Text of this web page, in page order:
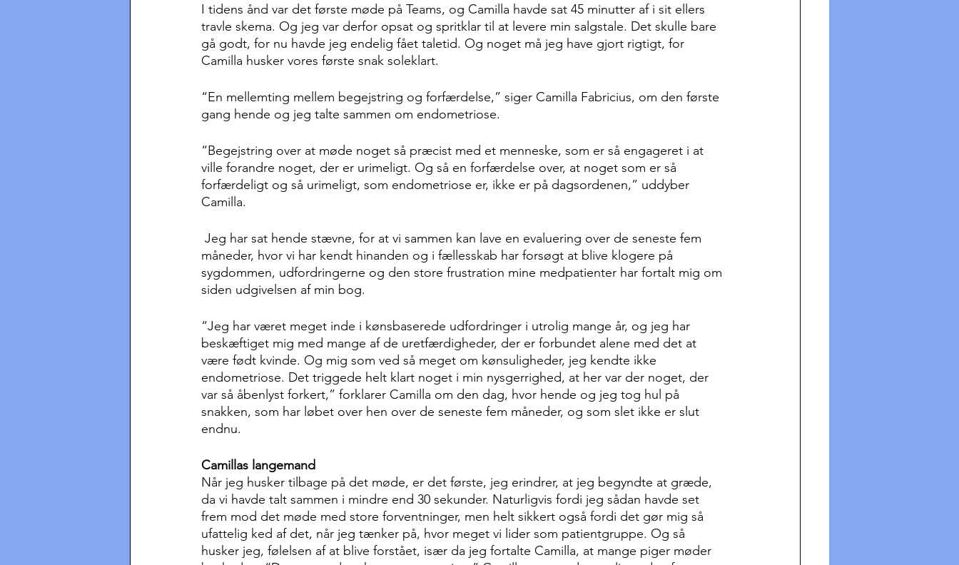
I tidens ånd var det første møde på Teams, og Camilla havde sat 45 minutter af i sit ellers
travle skema. Og jeg var derfor opsat og spritklar til at levere min salgstale. Det skulle bare
gå godt, for nu havde jeg endelig fået taletid. Og noget må jeg have gjort rigtigt, for
Camilla husker vores første snak soleklart.
“En mellemting mellem begejstring og forfærdelse,” siger Camilla Fabricius, om den første
gang hende og jeg talte sammen om endometriose.
“Begejstring over at møde noget så præcist med et menneske, som er så engageret i at
ville forandre noget, der er urimeligt. Og så en forfærdelse over, at noget som er så
forfærdeligt og så urimeligt, som endometriose er, ikke er på dagsordenen,” uddyber
Camilla.
måneder, hvor vi har kendt hinanden og i fællesskab har forsøgt at blive klogere på
sygdommen, udfordringerne og den store frustration mine medpatienter har fortalt mig om
siden udgivelsen af min bog.
“Jeg har været meget inde i kønsbaserede udfordringer i utrolig mange år, og jeg har
beskæftiget mig med mange af de uretfærdigheder, der er forbundet alene med det at
være født kvinde. Og mig som ved så meget om kønsuligheder, jeg kendte ikke
endometriose. Det triggede helt klart noget i min nysgerrighed, at her var der noget, der
var så åbenlyst forkert,” forklarer Camilla om den dag, hvor hende og jeg tog hul på
snakken, som har løbet over hen over de seneste fem måneder, og som slet ikke er slut
endnu.
Camillas langemand
Når jeg husker tilbage på det møde, er det første, jeg erindrer, at jeg begyndte at græde,
da vi havde talt sammen i mindre end 30 sekunder. Naturligvis fordi jeg sådan havde set
frem mod det møde med store forventninger, men helt sikkert også fordi det gør mig så
ufattelig ked af det, når jeg tænker på, hvor meget vi lider som patientgruppe. Og så
husker jeg, følelsen af at blive forstået, især da jeg fortalte Camilla, at mange piger møder